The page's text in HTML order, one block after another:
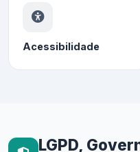
Acessibilidade
LGPD,